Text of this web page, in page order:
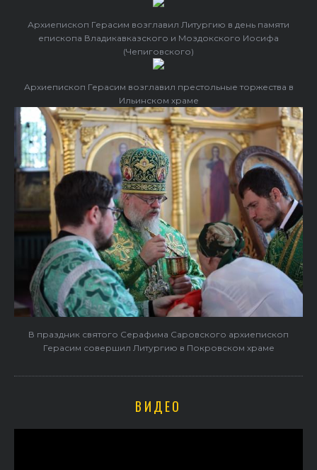
Архиепископ Герасим возглавил Литургию в день памяти
епископа Владикавказского и Моздокского Иосифа
(Чепиговского)
Архиепископ Герасим возглавил престольные торжества в
Ильинском храме
В праздник святого Серафима Саровского архиепископ
Герасим совершил Литургию в Покровском храме
ВИДЕО